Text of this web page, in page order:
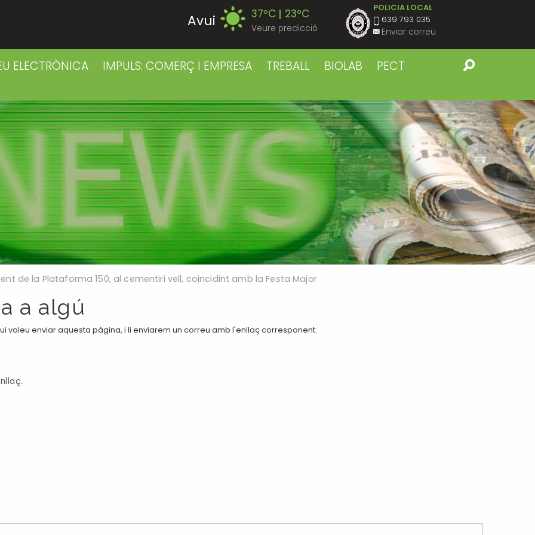
Avui 37ºC 23ºC
Veure predicció
Divendres 39ºC 23ºC
Diumenge 38ºC 23ºC
Dilluns 39ºC 23ºC
Dimarts 39ºC 22ºC
Dimecres 41ºC 22ºC
POLICIA LOCAL
639 793 035
Enviar correu
ELECTRÒNICA IMPULS: COMERÇ I EMPRESA TREBALL BIOLAB
PECT
de la Plataforma 150, al cementiri vell, coincidint amb la Festa Major
a algú
enviar aquesta pàgina, i li enviarem un correu amb l'enllaç corresponent.